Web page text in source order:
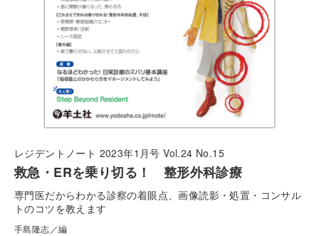
レジデントノート 2023年1月号 Vol.24 No.15
救急・ERを乗り切る！ 整形外科診療
専門医だからわかる診察の着眼点、画像読影・処置・コンサル
トのコツを教えます
手島隆志／編